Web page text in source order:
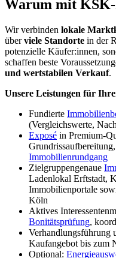
Warum mit
Wir verbinden lokale
überviele Standorte in der
potenzielle Käufer:innen,
schaffen beste
und wertstabilen Verkauf.
Unsere Leistungen für
Fundierte
(Vergleichswerte,
Exposé in Premium-
Immobilienrundgang
Zielgruppengenaue
Ladenlokal Erftstadt,
Immobilienportale
Köln
Aktives
Bonitätsprüfung,
Verhandlungsführung
Kaufangebot bis zum
Optional: